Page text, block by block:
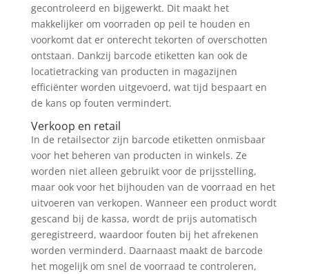
gecontroleerd en bijgewerkt. Dit maakt het
makkelijker om voorraden op peil te houden en
voorkomt dat er onterecht tekorten of overschotten
ontstaan. Dankzij barcode etiketten kan ook de
locatietracking van producten in magazijnen
efficiënter worden uitgevoerd, wat tijd bespaart en
de kans op fouten vermindert.
Verkoop en retail
In de retailsector zijn barcode etiketten onmisbaar
voor het beheren van producten in winkels. Ze
worden niet alleen gebruikt voor de prijsstelling,
maar ook voor het bijhouden van de voorraad en het
uitvoeren van verkopen. Wanneer een product wordt
gescand bij de kassa, wordt de prijs automatisch
geregistreerd, waardoor fouten bij het afrekenen
worden verminderd. Daarnaast maakt de barcode
het mogelijk om snel de voorraad te controleren,